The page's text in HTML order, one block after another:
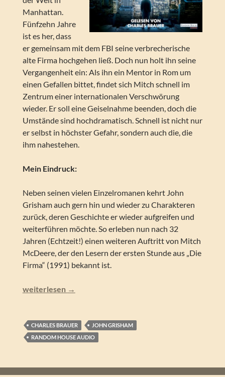
Manhattan.
Fünfzehn Jahre
ist es her, dass
er gemeinsam mit dem FBI seine verbrecherische
alte Firma hochgehen ließ. Doch nun holt ihn seine
Vergangenheit ein: Als ihn ein Mentor in Rom um
einen Gefallen bittet, findet sich Mitch schnell im
Zentrum einer internationalen Verschwörung
wieder. Er soll eine Geiselnahme beenden, doch die
Umstände sind hochdramatisch. Schnell ist nicht nur
er selbst in höchster Gefahr, sondern auch die, die
ihm nahestehen.
Mein Eindruck:
Neben seinen vielen Einzelromanen kehrt John
Grisham auch gern hin und wieder zu Charakteren
zurück, deren Geschichte er wieder aufgreifen und
weiterführen möchte. So erleben nun nach 32
Jahren (Echtzeit!) einen weiteren Auftritt von Mitch
McDeere, der den Lesern der ersten Stunde aus „Die
Firma“ (1991) bekannt ist.
John Grisham – Die Entführung (Lesung)
weiterlesen →
CHARLES BRAUER
JOHN GRISHAM
RANDOM HOUSE AUDIO